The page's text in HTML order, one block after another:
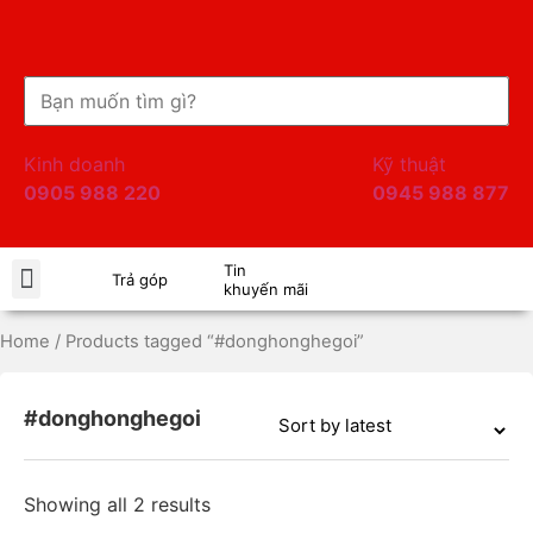
Kinh doanh
0905 988 220
Kỹ thuật
0945 988 877
Trả góp
Tin
khuyến mãi
Home / Products tagged “#donghonghegoi”
#donghonghegoi
Showing all 2 results